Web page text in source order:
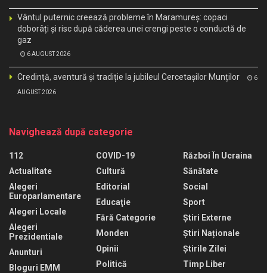
Vântul puternic creează probleme în Maramureș: copaci
doborâți și risc după căderea unei crengi peste o conductă de
gaz
6 AUGUST 2026
Credință, aventură și tradiție la jubileul Cercetașilor Munților 6
AUGUST 2026
Navighează după categorie
112
Actualitate
Alegeri
Europarlamentare
Alegeri Locale
Alegeri
Prezidentiale
Anunturi
Bloguri EMM
COVID-19
Cultură
Editorial
Educaţie
Fără Categorie
Monden
Opinii
Politică
Război În Ucraina
Sănătate
Social
Sport
Știri Externe
Știri Naționale
Știrile Zilei
Timp Liber